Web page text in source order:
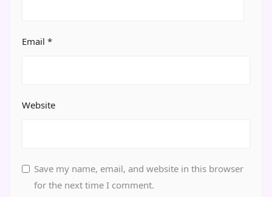
Email *
Website
Save my name, email, and website in this browser
for the next time I comment.